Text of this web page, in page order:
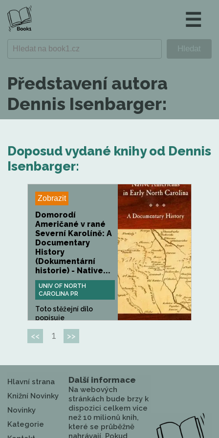
☰
Představení autora
Dennis Isenbarger:
Doposud vydané knihy od Dennis
Isenbarger:
Zobrazit
Domorodí
Američané v rané
Severní Karolíně: A
Documentary
History
(Dokumentární
historie) - Native...
UNIV OF NORTH
CAROLINA PR
Toto stěžejní dílo
popisuje
<< 1 >>
Hlavní strana
Knižní Novinky
Novinky
Kategorie
Další informace
Na webových
stránkách bude brzy k
dispozici celkem více
než 10 milionů knih,
které se průběžně
nahrávají. Pokud